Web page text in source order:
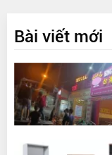
Bài viết mới